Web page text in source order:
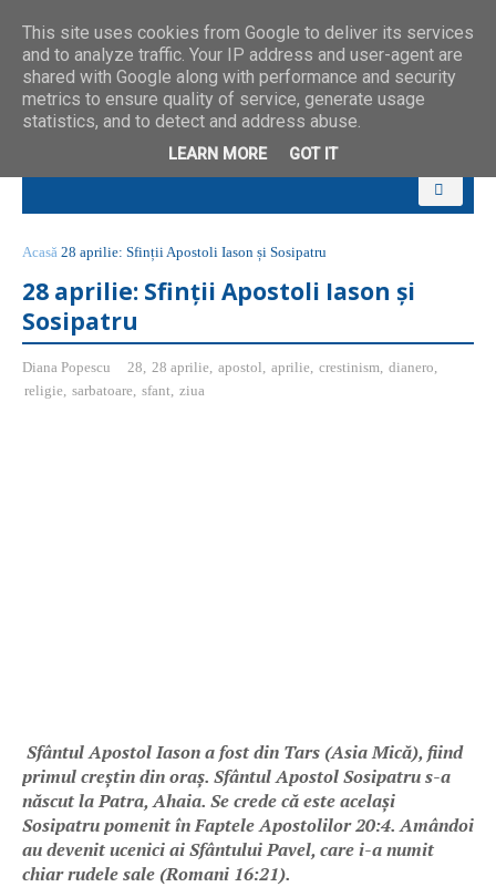
Acasă 28 aprilie: Sfinții Apostoli Iason și Sosipatru
28 aprilie: Sfinții Apostoli Iason și
Sosipatru
Diana Popescu 28, 28 aprilie, apostol, aprilie, crestinism, dianero,
religie, sarbatoare, sfant, ziua
Sfântul Apostol Iason a fost din Tars (Asia Mică), fiind
primul creștin din oraș. Sfântul Apostol Sosipatru s-a
născut la Patra, Ahaia. Se crede că este același
Sosipatru pomenit în Faptele Apostolilor 20:4. Amândoi
au devenit ucenici ai Sfântului Pavel, care i-a numit
chiar rudele sale (Romani 16:21).
This site uses cookies from Google to deliver its services
and to analyze traffic. Your IP address and user-agent are
shared with Google along with performance and security
metrics to ensure quality of service, generate usage
statistics, and to detect and address abuse.
LEARN MORE GOT IT